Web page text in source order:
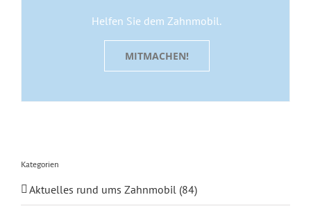
Helfen Sie dem Zahnmobil.
MITMACHEN!
Kategorien
Aktuelles rund ums Zahnmobil (84)